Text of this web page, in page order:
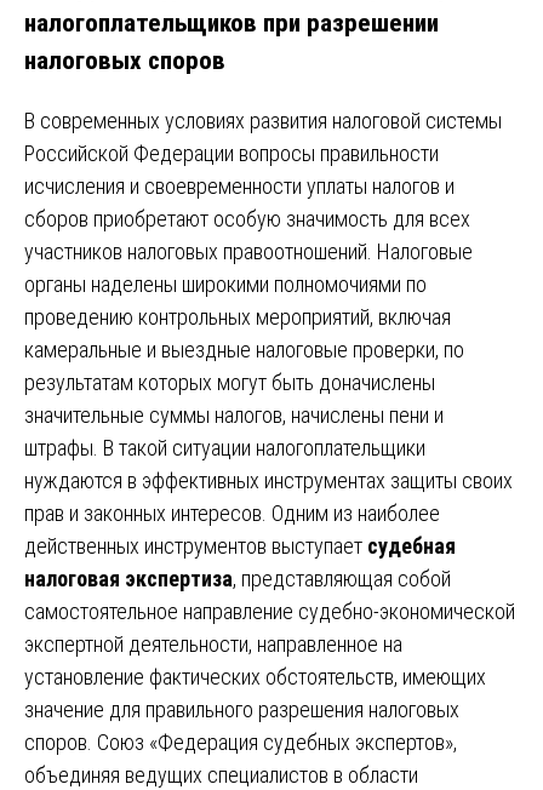
налогоплательщиков при разрешении
налоговых споров
В современных условиях развития налоговой системы
Российской Федерации вопросы правильности
исчисления и своевременности уплаты налогов и
сборов приобретают особую значимость для всех
участников налоговых правоотношений. Налоговые
органы наделены широкими полномочиями по
проведению контрольных мероприятий, включая
камеральные и выездные налоговые проверки, по
результатам которых могут быть доначислены
значительные суммы налогов, начислены пени и
штрафы. В такой ситуации налогоплательщики
нуждаются в эффективных инструментах защиты своих
прав и законных интересов. Одним из наиболее
действенных инструментов выступает судебная
налоговая экспертиза, представляющая собой
самостоятельное направление судебно-экономической
экспертной деятельности, направленное на
установление фактических обстоятельств, имеющих
значение для правильного разрешения налоговых
споров. Союз «Федерация судебных экспертов»,
объединяя ведущих специалистов в области